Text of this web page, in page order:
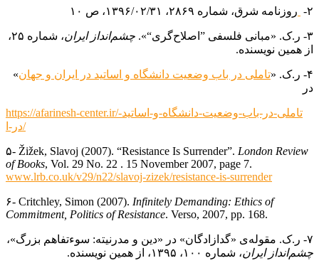
۲- روزنامه شرق، شماره ۲۸۶۹، ۱۳۹۶/۰۲/۳۱، ص ۱۰
۳- ر.ک. «مبانی فلسفی ”اصلاح‌گری“». چشم‌انداز ایران
، شماره ۲۵،
از همین نویسنده.
۴- ر.ک. « تاملی در باب وضعیت دانشگاه و اساتید در ایران و جهان»
در
https://afarinesh-center.ir/تاملی-در-باب-وضعیت-دانشگاه-و-اساتید-
در-ا/
۵- Žižek, Slavoj (2007). “Resistance Is Surrender”. London Review
of Books, Vol. 29 No. 22 . 15 November 2007, page 7.
www.lrb.co.uk/v29/n22/slavoj-zizek/resistance-is-surrender
۶- Critchley, Simon (2007). Infinitely Demanding: Ethics of
Commitment, Politics of Resistance. Verso, 2007, pp. 168.
۷- ر.ک. مقوله‌ی «گدازادگان» در «دین و مدرنیته: سوءتفاهم بزرگ»،
چشم‌انداز ایران، شماره ۱۰۰، ۱۳۹۵، از همین نویسنده.